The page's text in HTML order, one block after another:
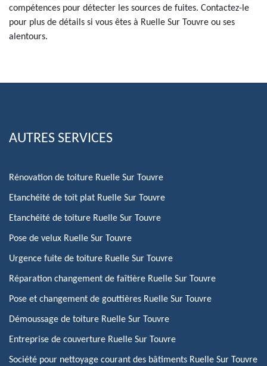
compétences pour détecter les sources de fuites. Contactez-le
pour plus de détails si vous êtes à Ruelle Sur Touvre ou ses
alentours.
AUTRES SERVICES
Rénovation de toiture Ruelle Sur Touvre
Etanchéité de toit plat Ruelle Sur Touvre
Etanchéité de toiture Ruelle Sur Touvre
Pose de velux Ruelle Sur Touvre
Urgence fuite de toiture Ruelle Sur Touvre
Réparation changement de faîtière Ruelle Sur Touvre
Pose et changement de gouttières Ruelle Sur Touvre
Démoussage de toiture Ruelle Sur Touvre
Entreprise de couverture Ruelle Sur Touvre
Société pour nettoyage courant des bâtiments Ruelle Sur Touvre